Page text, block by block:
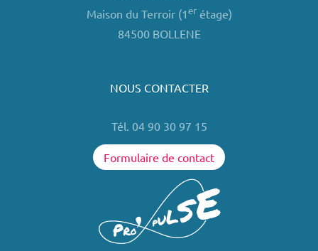
Maison du Terroir (1erétage)
84500 BOLLENE
NOUS CONTACTER
Tél. 04 90 30 97 15
Formulaire de contact